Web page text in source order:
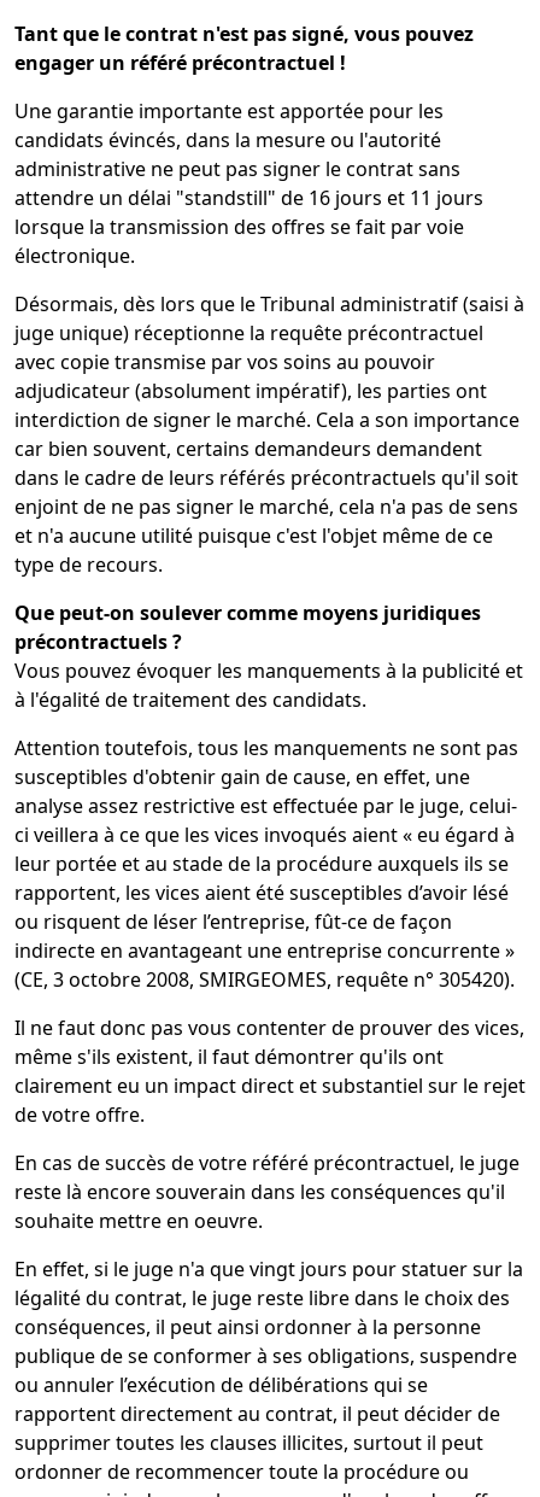
Tant que le contrat n'est pas signé, vous pouvez
engager un référé précontractuel !
Une garantie importante est apportée pour les
candidats évincés, dans la mesure ou l'autorité
administrative ne peut pas signer le contrat sans
attendre un délai "standstill" de 16 jours et 11 jours
lorsque la transmission des offres se fait par voie
électronique.
Désormais, dès lors que le Tribunal administratif (saisi à
juge unique) réceptionne la requête précontractuel
avec copie transmise par vos soins au pouvoir
adjudicateur (absolument impératif), les parties ont
interdiction de signer le marché. Cela a son importance
car bien souvent, certains demandeurs demandent
dans le cadre de leurs référés précontractuels qu'il soit
enjoint de ne pas signer le marché, cela n'a pas de sens
et n'a aucune utilité puisque c'est l'objet même de ce
type de recours.
Que peut-on soulever comme moyens juridiques
précontractuels ?
Vous pouvez évoquer les manquements à la publicité et
à l'égalité de traitement des candidats.
Attention toutefois, tous les manquements ne sont pas
susceptibles d'obtenir gain de cause, en effet, une
analyse assez restrictive est effectuée par le juge, celui-
ci veillera à ce que les vices invoqués aient « eu égard à
leur portée et au stade de la procédure auxquels ils se
rapportent, les vices aient été susceptibles d’avoir lésé
ou risquent de léser l’entreprise, fût-ce de façon
indirecte en avantageant une entreprise concurrente »
(CE, 3 octobre 2008, SMIRGEOMES, requête n° 305420).
Il ne faut donc pas vous contenter de prouver des vices,
même s'ils existent, il faut démontrer qu'ils ont
clairement eu un impact direct et substantiel sur le rejet
de votre offre.
En cas de succès de votre référé précontractuel, le juge
reste là encore souverain dans les conséquences qu'il
souhaite mettre en oeuvre.
En effet, si le juge n'a que vingt jours pour statuer sur la
légalité du contrat, le juge reste libre dans le choix des
conséquences, il peut ainsi ordonner à la personne
publique de se conformer à ses obligations, suspendre
ou annuler l’exécution de délibérations qui se
rapportent directement au contrat, il peut décider de
supprimer toutes les clauses illicites, surtout il peut
ordonner de recommencer toute la procédure ou